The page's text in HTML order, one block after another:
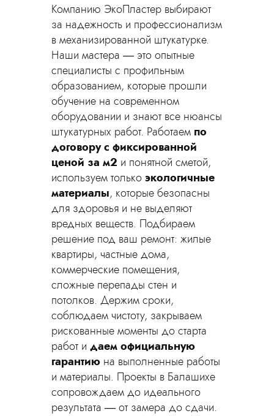
Компанию ЭкоПластер выбирают
за надежность и профессионализм
в механизированной штукатурке.
Наши мастера — это опытные
специалисты с профильным
образованием, которые прошли
обучение на современном
оборудовании и знают все нюансы
штукатурных работ. Работаем по
договору с фиксированной
ценой за м2 и понятной сметой,
используем только экологичные
материалы, которые безопасны
для здоровья и не выделяют
вредных веществ. Подбираем
решение под ваш ремонт: жилые
квартиры, частные дома,
коммерческие помещения,
сложные перепады стен и
потолков. Держим сроки,
соблюдаем чистоту, закрываем
рискованные моменты до старта
работ и даем официальную
гарантию на выполненные работы
и материалы. Проекты в Балашихе
сопровождаем до идеального
результата — от замера до сдачи.